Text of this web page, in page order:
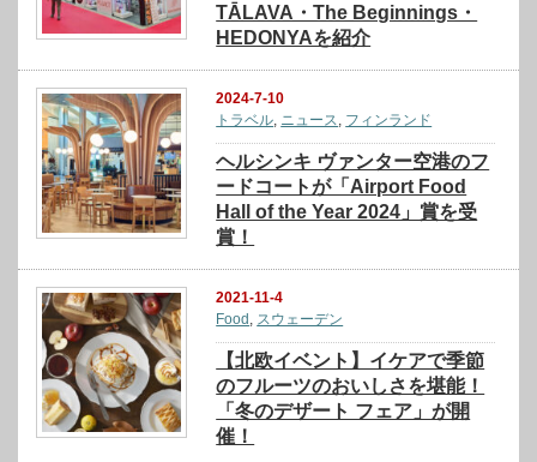
TĀLAVA・The Beginnings・
HEDONYAを紹介
2024-7-10
トラベル, ニュース, フィンランド
ヘルシンキ ヴァンター空港のフ
ードコートが「Airport Food
Hall of the Year 2024」賞を受
賞！
2021-11-4
Food , スウェーデン
【北欧イベント】イケアで季節
のフルーツのおいしさを堪能！
「冬のデザート フェア」が開
催！